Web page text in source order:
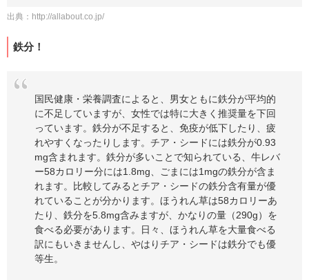
出典： http://allabout.co.jp/
鉄分！
国民健康・栄養調査によると、男女ともに鉄分が平均的
に不足していますが、女性では特に大きく推奨量を下回
っています。鉄分が不足すると、免疫が低下したり、疲
れやすくなったりします。チア・シードには鉄分が0.93
mg含まれます。鉄分が多いことで知られている、牛レバ
ー58カロリー分には1.8mg、ごまには1mgの鉄分が含ま
れます。比較してみるとチア・シードの鉄分含有量が優
れていることが分かります。ほうれん草は58カロリーあ
たり、鉄分を5.8mg含みますが、かなりの量（290g）を
食べる必要があります。日々、ほうれん草を大量食べる
訳にもいきませんし、やはりチア・シードは鉄分でも優
等生。